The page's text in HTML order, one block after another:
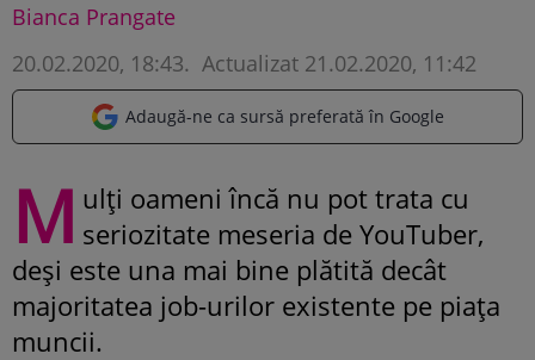
Bianca Prangate
20.02.2020, 18:43. Actualizat 21.02.2020, 11:42
Adaugă-ne ca sursă preferată în Google
M ulți oameni încă nu pot trata cu
seriozitate meseria de YouTuber,
deși este una mai bine plătită decât
majoritatea job-urilor existente pe piața
muncii.